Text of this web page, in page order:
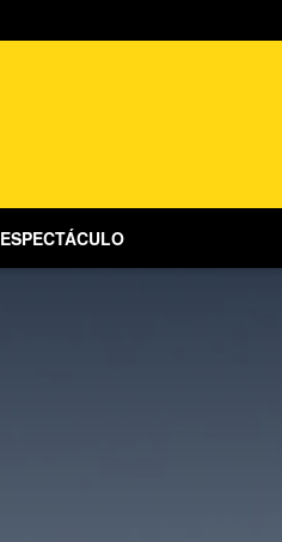
ESPECTÁCULO